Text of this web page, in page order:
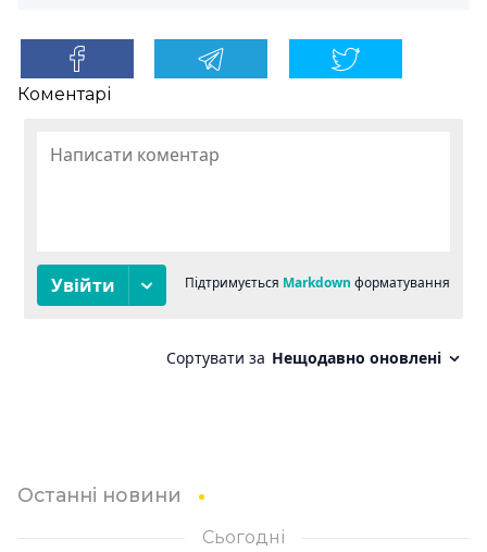
Коментарі
Останні новини
Сьогодні